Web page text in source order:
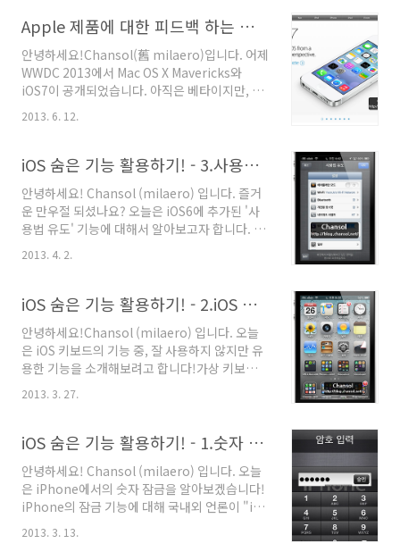
암호 5자리 이상 설정하기 2013/03/27 - iOS 숨
은 기능 활용하기! - 2.iOS 기본 키보드 활용하기
2013/04/02 - iOS 숨은 기능 활용하기! - 3.사용
법 유도 활용하기 2013/07/07 - iOS 숨은 기능
활용하기! - 4.iCloud 둘러보기 2013/07/30 -
iOS 숨은 기능 활용하기! - 5.빌트인 메일 앱 활용
Apple 제품에 대한 피드백 하는 방법
안녕하세요!Chansol(舊 milaero)입니다. 어제
WWDC 2013에서 Mac OS X Mavericks와
iOS7이 공개되었습니다. 아직은 베타이지만, 이
에 대한 건의나 의견 또는 버그 리포트를 할 수 있
는 방법에 대해 설명하도록 하겠습니다. 물론 모
번에 공개된 iOS7과 Mac OS X Mavericks의 경
Apple Developer Website에서 진행 하시고,
그렇지 않은 분 만 아래와 같은 절차로 진행 해 주
세요. 우선 http://www.apple.com/으로 접
속합니다. 메뉴에서 'Support'를 클릭하여 접속
2013. 6. 12.
iOS 숨은 기능 활용하기! - 3.사용법 유도 활용하기
안녕하세요! Chansol (milaero) 입니다. 즐거
운 만우절 되셨나요? 오늘은 iOS6에 추가된 '사
용법 유도' 기능에 대해서 알아보고자 합니다. -
iOS 숨은 기능 활용하기 다른 시리즈 보기
2013/03/13 - iOS 숨은 기능 활용하기! - 1.숫자
은 기능 활용하기! - 2.iOS 기본 키보드 활용하기
2013/04/02 - iOS 숨은 기능 활용하기! - 3.사용
법 유도 활용하기2013/07/07 - iOS 숨은 기능
활용하기! - 4.iCloud 둘러보기2013/07/30 -
iOS 숨은 기능 활용하기! - 5.빌트인 메일 앱 활용
하기 (마이크로소프트 익스체인지)2013/07/30
2013. 4. 2.
iOS 숨은 기능 활용하기! - 2.iOS 기본 키보드 활용하기
안녕하세요!Chansol (milaero) 입니다. 오늘
은 iOS 키보드의 기능 중, 잘 사용하지 않지만 유
용한 기능을 소개해보려고 합니다!가상 키보드를
iPhone에서는 타이핑이 쉽지 않고 오타도 많이
문자메시지가 온다면 답장을 해야 할지 말아야
할지도 문제고요. 그래서 이러한 방법을 사용하
게 되면 사용에 도움이 되리라 판단되어 소개해
봅니다. :) 적용 후 화면입니다. 이러한 기능을 사
용하게 되면 뜻밖으로 편리합니다! 그럼, 이 기능
을 어떻게 활용해야 할까요? 우선 iOS의 App 화
2013. 3. 27.
iOS 숨은 기능 활용하기! - 1.숫자 암호 5자리 이상 설정하기
안녕하세요! Chansol (milaero) 입니다. 오늘
은 iPhone에서의 숫자 잠금을 알아보겠습니다!
iPhone의 잠금 기능에 대해 국내외 언론이 "iOS
다"라고 하고있습니다. 그런데, iOS에는 숫자 잠
2013. 3. 13.